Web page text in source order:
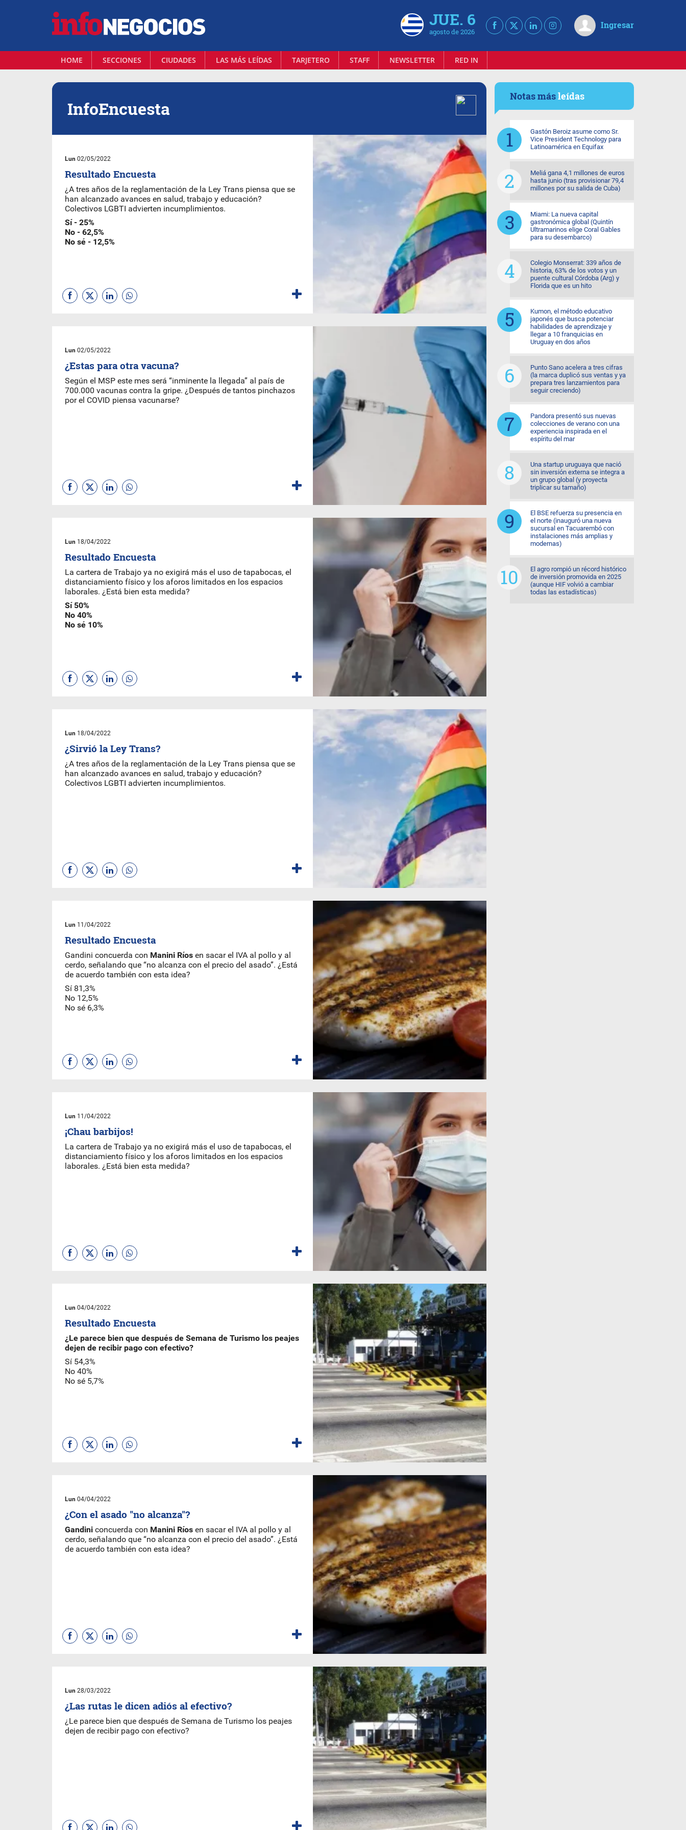
JUE. 6
agosto de 2026
Ingresar
HOME SECCIONES CIUDADES LAS MÁS LEÍDAS TARJETERO STAFF NEWSLETTER RED IN
InfoEncuesta
Lun 02/05/2022
Resultado Encuesta
¿A tres años de la reglamentación de la Ley Trans piensa que se
han alcanzado avances en salud, trabajo y educación?
Colectivos LGBTI advierten incumplimientos.
Sí - 25%
No - 62,5%
No sé - 12,5%
Lun 02/05/2022
¿Estas para otra vacuna?
Según el MSP este mes será “inminente la llegada” al país de
700.000 vacunas contra la gripe. ¿Después de tantos pinchazos
por el COVID piensa vacunarse?
Lun 18/04/2022
Resultado Encuesta
La cartera de Trabajo ya no exigirá más el uso de tapabocas, el
distanciamiento físico y los aforos limitados en los espacios
laborales. ¿Está bien esta medida?
Sí 50%
No 40%
No sé 10%
Lun 18/04/2022
¿Sirvió la Ley Trans?
¿A tres años de la reglamentación de la Ley Trans piensa que se
han alcanzado avances en salud, trabajo y educación?
Colectivos LGBTI advierten incumplimientos.
Lun 11/04/2022
Resultado Encuesta
Gandini concuerda con Manini Ríos en sacar el IVA al pollo y al
cerdo, señalando que “no alcanza con el precio del asado”. ¿Está
de acuerdo también con esta idea?
Sí 81,3%
No 12,5%
No sé 6,3%
Lun 11/04/2022
¡Chau barbijos!
La cartera de Trabajo ya no exigirá más el uso de tapabocas, el
distanciamiento físico y los aforos limitados en los espacios
laborales. ¿Está bien esta medida?
Lun 04/04/2022
Resultado Encuesta
¿Le parece bien que después de Semana de Turismo los peajes
dejen de recibir pago con efectivo?
Sí 54,3%
No 40%
No sé 5,7%
Lun 04/04/2022
¿Con el asado "no alcanza"?
Gandini concuerda con Manini Ríos en sacar el IVA al pollo y al
cerdo, señalando que “no alcanza con el precio del asado”. ¿Está
de acuerdo también con esta idea?
Lun 28/03/2022
¿Las rutas le dicen adiós al efectivo?
¿Le parece bien que después de Semana de Turismo los peajes
dejen de recibir pago con efectivo?
Notas másleídas
Gastón Beroiz asume como Sr.
Vice President Technology para
Latinoamérica en Equifax
Meliá gana 4,1 millones de euros
hasta junio (tras provisionar 79,4
millones por su salida de Cuba)
Miami: La nueva capital
gastronómica global (Quintín
Ultramarinos elige Coral Gables
para su desembarco)
Colegio Monserrat: 339 años de
historia, 63% de los votos y un
puente cultural Córdoba (Arg) y
Florida que es un hito
Kumon, el método educativo
japonés que busca potenciar
habilidades de aprendizaje y
llegar a 10 franquicias en
Uruguay en dos años
Punto Sano acelera a tres cifras
(la marca duplicó sus ventas y ya
prepara tres lanzamientos para
seguir creciendo)
Pandora presentó sus nuevas
colecciones de verano con una
experiencia inspirada en el
espíritu del mar
Una startup uruguaya que nació
sin inversión externa se integra a
un grupo global (y proyecta
triplicar su tamaño)
El BSE refuerza su presencia en
el norte (inauguró una nueva
sucursal en Tacuarembó con
instalaciones más amplias y
modernas)
El agro rompió un récord histórico
de inversión promovida en 2025
(aunque HIF volvió a cambiar
todas las estadísticas)